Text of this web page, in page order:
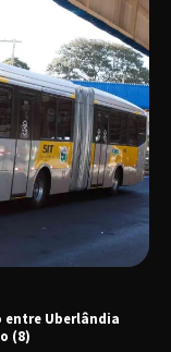
Uberlândia
(8)
cultura e
em dois dias de
da roda de
produtora do
Uberlândia após